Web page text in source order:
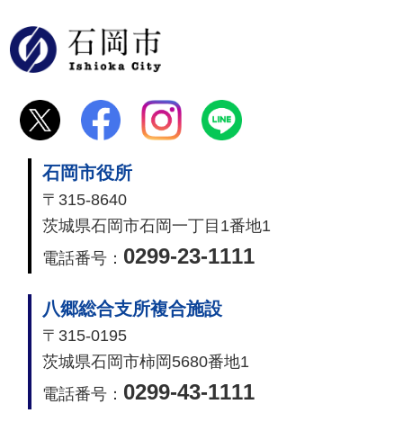
石岡市役所
〒315-8640
茨城県石岡市石岡一丁目1番地1
電話番号： 0299-23-1111
八郷総合支所複合施設
〒315-0195
茨城県石岡市柿岡5680番地1
電話番号： 0299-43-1111